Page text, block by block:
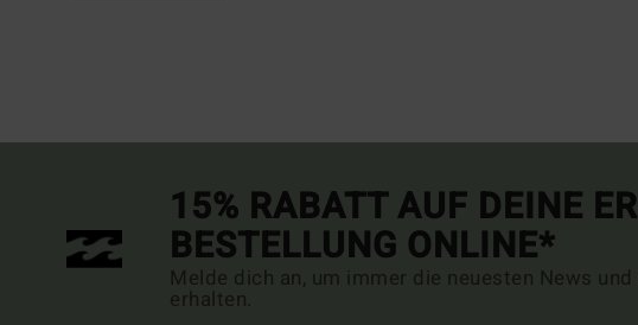
15% RABATT AUF DEINE
BESTELLUNG ONLINE*
Melde dich an, um immer die neuesten News
erhalten.